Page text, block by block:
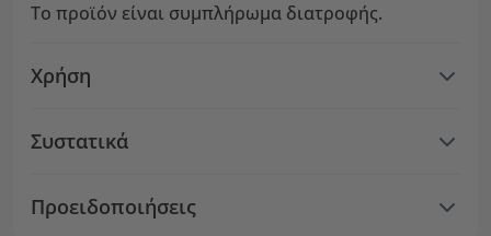
Το προϊόν είναι συμπλήρωμα διατροφής.
Χρήση
Συστατικά
Προειδοποιήσεις